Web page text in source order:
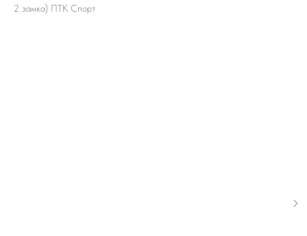
2 замка) ПТК Спорт